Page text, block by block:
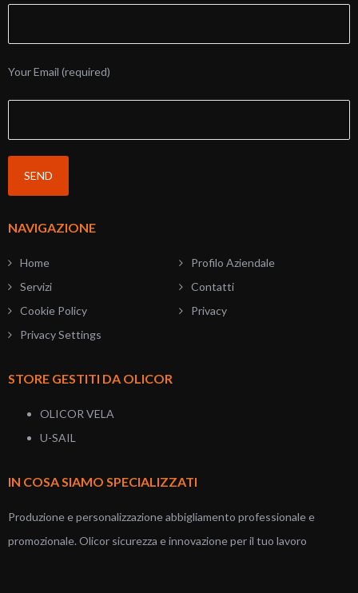
Your Email (required)
NAVIGAZIONE
Home
Profilo Aziendale
Servizi
Contatti
Cookie Policy
Privacy
Privacy Settings
STORE GESTITI DA OLICOR
OLICOR VELA
U-SAIL
IN COSA SIAMO SPECIALIZZATI
Produzione e personalizzazione abbigliamento professionale e
promozionale. Olicor sicurezza e innovazione per il tuo lavoro